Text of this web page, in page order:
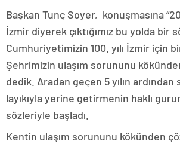
Başkan Tunç Soyer, konuşmasına
İzmir diyerek çıktığımız bu yolda bir
Cumhuriyetimizin 100. yılı İzmir için
Şehrimizin ulaşım sorununu
dedik. Aradan geçen 5 yılın ardından
layıkıyla yerine getirmenin haklı
sözleriyle başladı.
Kentin ulaşım sorununu kökünden